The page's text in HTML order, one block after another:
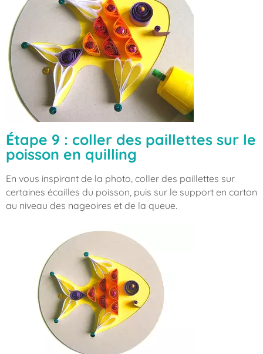
Étape 9 : coller des paillettes sur le
poisson en quilling
En vous inspirant de la photo, coller des paillettes sur
certaines écailles du poisson, puis sur le support en carton
au niveau des nageoires et de la queue.